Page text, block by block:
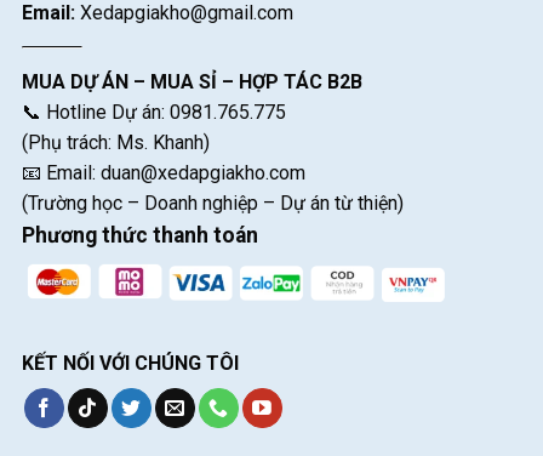
Email: Xedapgiakho@gmail.com
MUA DỰ ÁN – MUA SỈ – HỢP TÁC B2B
📞 Hotline Dự án: 0981.765.775
(Phụ trách: Ms. Khanh)
📧 Email: duan@xedapgiakho.com
(Trường học – Doanh nghiệp – Dự án từ thiện)
Phương thức thanh toán
KẾT NỐI VỚI CHÚNG TÔI